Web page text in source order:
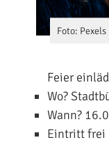
Foto: Pexels
Feier
Wo?
Wann?
Eintritt frei